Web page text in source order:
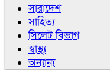
সারাদেশ
সাহিত্য
সিলেট বিভাগ
স্বাস্থ্য
অন্যান্য